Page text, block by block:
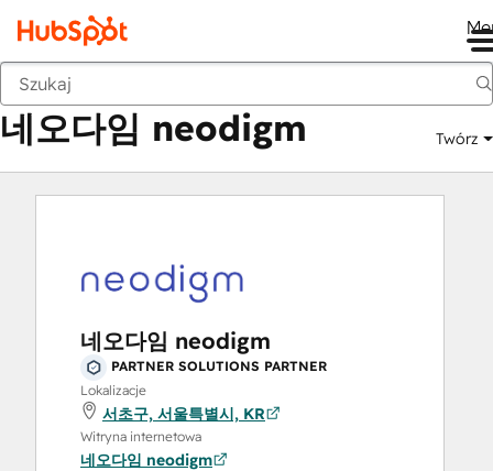
Moduł Marketplace
네오다임 neodigm Twórz
네오다임 neodigm
PARTNER SOLUTIONS PARTNER
Lokalizacje
서초구, 서울특별시, KR
Witryna internetowa
네오다임 neodigm